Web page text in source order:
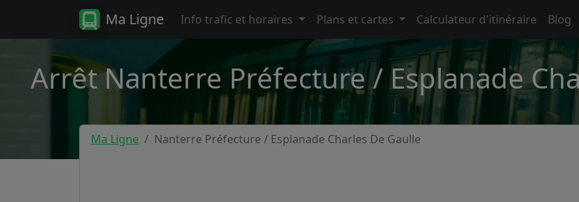
Ma Ligne Info trafic et horaires Plans et cartes Calculateur d'itinéraire Blog
Arrêt Nanterre Préfecture / Esplanade
Ma Ligne Nanterre Préfecture / Esplanade Charles De Gaulle